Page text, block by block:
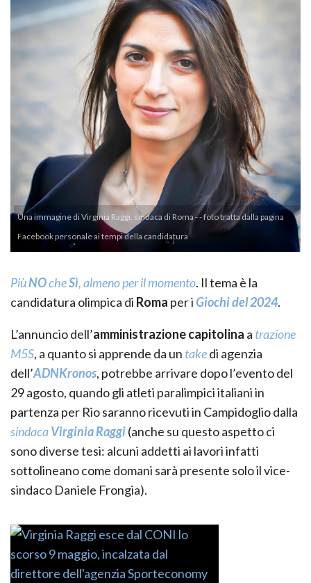
Una immagine di Virginia Raggi, sindaca di Roma - - foto tratta dalla pagina
Facebook personale ai tempi della candidatura
PiùNOcheSì, almeno per il momento. Il tema è la
candidatura olimpica di Roma per iGiochi del 2024.
L’annuncio dell’amministrazione capitolina a trazione
M5S, a quanto si apprende da un takedi agenzia
dell’ADNKronos, potrebbe arrivare dopo l’evento del
29 agosto, quando gli atleti paralimpici italiani in
partenza per Rio saranno ricevuti in Campidoglio dalla
sindacaVirginia Raggi(anche su questo aspetto ci
sono diverse tesi: alcuni addetti ai lavori infatti
sottolineano come domani sarà presente solo il vice-
sindaco Daniele Frongia).